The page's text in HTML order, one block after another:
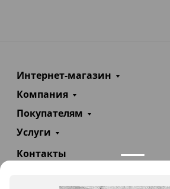
Интернет-магазин
Компания
Покупателям
Услуги
Контакты